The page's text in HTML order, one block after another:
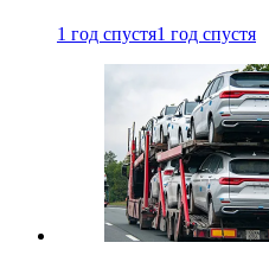
1 год спустя1 год спустя